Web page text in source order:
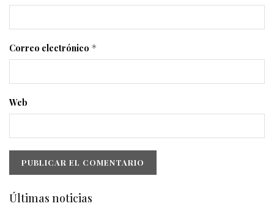
Correo electrónico *
Web
Últimas noticias